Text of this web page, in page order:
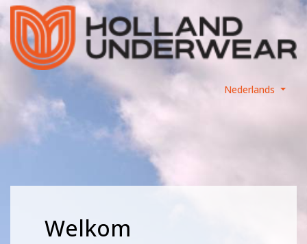
Nederlands
Welkom